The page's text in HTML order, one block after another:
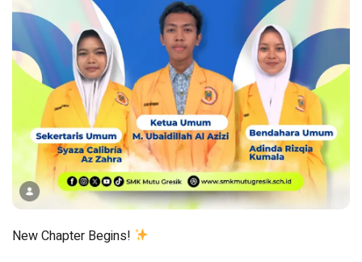
New Chapter Begins!